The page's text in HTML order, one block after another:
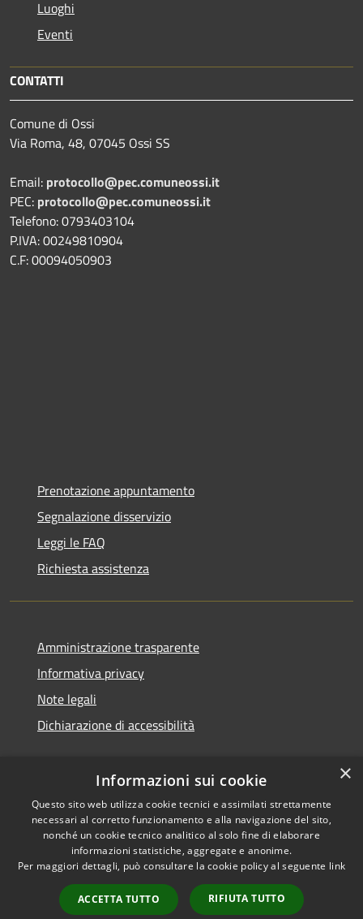
Luoghi
Eventi
CONTATTI
Comune di Ossi
Via Roma, 48, 07045 Ossi SS
Email: protocollo@pec.comuneossi.it
PEC: protocollo@pec.comuneossi.it
Telefono: 0793403104
P.IVA: 00249810904
C.F: 00094050903
Prenotazione appuntamento
Segnalazione disservizio
Leggi le FAQ
Richiesta assistenza
Amministrazione trasparente
Informativa privacy
Note legali
Dichiarazione di accessibilità
RSS
Accessibilità
Copyright © 2026 • Comune di
Ossi • Powered by
Municipium•
Accesso
×
Informazioni sui cookie
Questo sito web utilizza cookie tecnici e assimilati strettamente
necessari al corretto funzionamento e alla navigazione del sito,
nonché un cookie tecnico analitico al solo fine di elaborare
informazioni statistiche, aggregate e anonime.
Per maggiori dettagli, può consultare la cookie policy al seguente link
ACCETTA TUTTO RIFIUTA TUTTO